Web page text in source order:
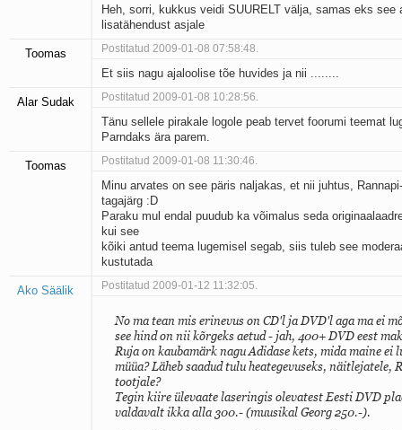
Heh, sorri, kukkus veidi SUURELT välja, samas eks see
lisatähendust asjale
Toomas Postitatud 2009-01-08 07:58:48.
Et siis nagu ajaloolise tõe huvides ja nii ........
Alar Sudak Postitatud 2009-01-08 10:28:56.
Tänu sellele pirakale logole peab tervet foorumi teemat
Parndaks ära parem.
Toomas Postitatud 2009-01-08 11:30:46.
Minu arvates on see päris naljakas, et nii juhtus,
tagajärg :D
Paraku mul endal puudub ka võimalus seda
kui see
kõiki antud teema lugemisel segab, siis tuleb see
kustutada
Ako Säälik Postitatud 2009-01-12 11:32:05.
No ma tean mis erinevus on CD'l ja DVD'l aga ma ei
see hind on nii kõrgeks aetud - jah, 400+ DVD eest
Ruja on kaubamärk nagu Adidase kets, mida maine ei
müüa? Läheb saadud tulu heategevuseks, näitlejatele,
tootjale?
Tegin kiire ülevaate laseringis olevatest Eesti DVD
valdavalt ikka alla 300.- (muusikal Georg 250.-).